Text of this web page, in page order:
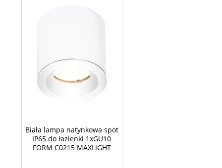
Biała lampa natynkowa spot
IP65 do łazienki 1xGU10
FORM C0215 MAXLIGHT